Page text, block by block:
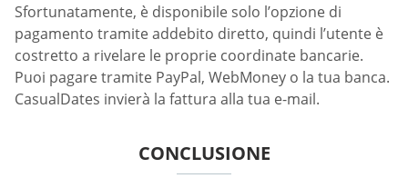
Sfortunatamente, è disponibile solo l’opzione di
pagamento tramite addebito diretto, quindi l’utente è
costretto a rivelare le proprie coordinate bancarie.
Puoi pagare tramite PayPal, WebMoney o la tua banca.
СasualDates invierà la fattura alla tua e-mail.
CONCLUSIONE